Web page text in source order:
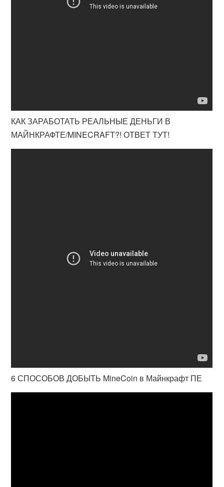
КАК ЗАРАБОТАТЬ РЕАЛЬНЫЕ ДЕНЬГИ В
МАЙНКРАФТЕ/MINECRAFT?! ОТВЕТ ТУТ!
6 СПОСОБОВ ДОБЫТЬ MineCoin в Майнкрафт ПЕ